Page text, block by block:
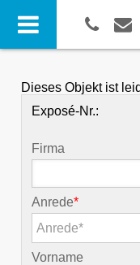
Dieses Objekt ist
Exposé-Nr.:
Firma
Anrede*
Anrede*
Vorname